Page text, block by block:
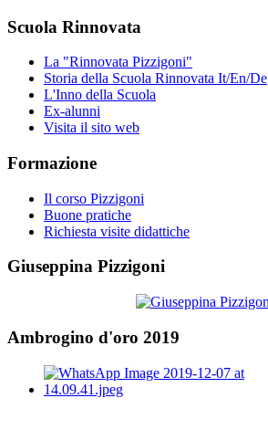
Scuola Rinnovata
La "Rinnovata Pizzigoni"
Storia della Scuola Rinnovata It/En/De
L'Inno della Scuola
Ex-alunni
Visita il sito web
Formazione
Il corso Pizzigoni
Buone pratiche
Richiesta visite didattiche
Giuseppina Pizzigoni
Ambrogino d'oro 2019